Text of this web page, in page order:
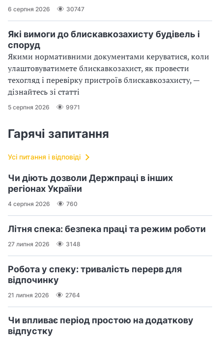
6 серпня 2026 30747
Які вимоги до блискавкозахисту будівель і
споруд
Якими нормативними документами керуватися, коли
улаштовуватимете блискавкозахист, як провести
техогляд і перевірку пристроїв блискавкозахисту, —
дізнайтесь зі статті
5 серпня 2026 9971
Гарячі запитання
Усі питання і відповіді
Чи діють дозволи Держпраці в інших
регіонах України
4 серпня 2026 760
Літня спека: безпека праці та режим роботи
27 липня 2026 3148
Робота у спеку: тривалість перерв для
відпочинку
21 липня 2026 2764
Чи впливає період простою на додаткову
відпустку